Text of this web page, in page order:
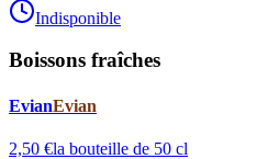
Indisponible
Boissons fraîches
EvianEvian
2,50 €la bouteille de 50 cl